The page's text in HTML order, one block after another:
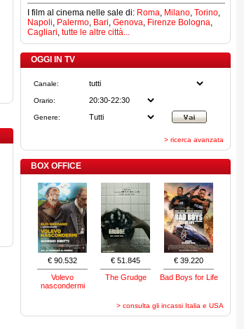
I film al cinema nelle sale di: Roma, Milano, Torino,
Napoli, Palermo, Bari, Genova, Firenze Bologna,
Cagliari, tutte le altre città...
OGGI IN TV
Canale:
Orario:
Genere:
> ricerca avanzata
BOX OFFICE
€ 90.532
Volevo
nascondermi
€ 51.845
The Grudge
€ 39.220
Bad Boys for Life
> consulta gli incassi Italia e USA